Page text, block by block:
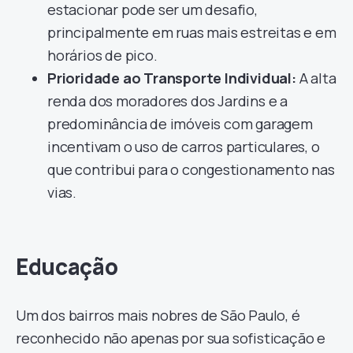
estacionar pode ser um desafio,
principalmente em ruas mais estreitas e em
horários de pico.
Prioridade ao Transporte Individual: A alta
renda dos moradores dos Jardins e a
predominância de imóveis com garagem
incentivam o uso de carros particulares, o
que contribui para o congestionamento nas
vias.
Educação
Um dos bairros mais nobres de São Paulo, é
reconhecido não apenas por sua sofisticação e